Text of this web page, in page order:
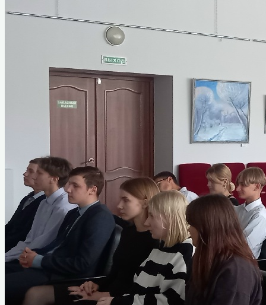
Почётные граждане
История звания «Почётный
гражданин»
Первый почетный гражданин
Интеллигенция Назарово
Из истории комсомольской организации
Из истории пионерской организации
Декабрист Арбузов Антон Петрович
ВОВ 1941-1945 гг
Абрамов Константин Кирикович
Борисенко Григорий Яковлевич
Голубев Георгий Гордеевич
Гусаров Григорий Андреевич
Донских Александр Иванович